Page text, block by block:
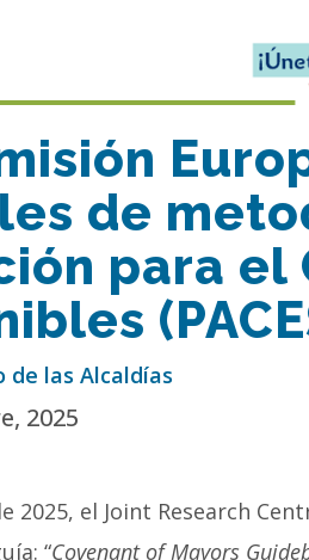
de
para el
de las Alcaldías
2025
2025, el Joint Research
“Covenant of Mayors